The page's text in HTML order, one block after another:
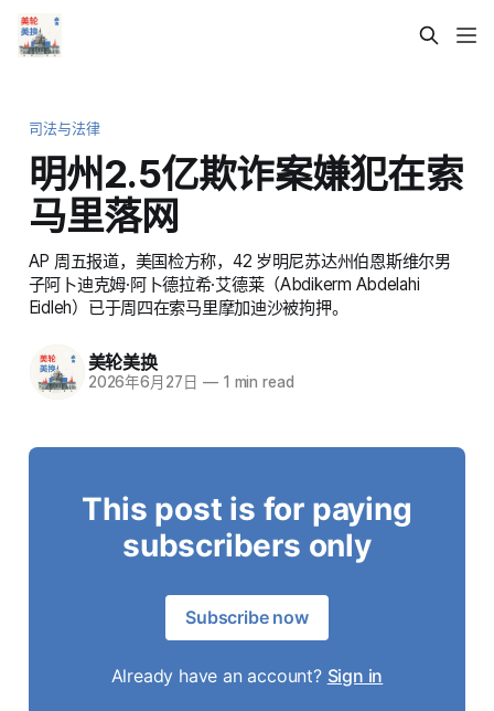
司法与法律
明州2.5亿欺诈案嫌犯在索
马里落网
AP 周五报道，美国检方称，42 岁明尼苏达州伯恩斯维尔男
子阿卜迪克姆·阿卜德拉希·艾德莱（Abdikerm Abdelahi
Eidleh）已于周四在索马里摩加迪沙被拘押。
美轮美换
2026年6月27日 —1 min read
This post is for paying
subscribers only
Subscribe now
Already have an account? Sign in